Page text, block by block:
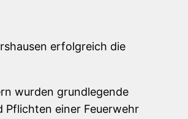
erfolgreich die
wurden grundlegende
Pflichten einer Feuerwehr